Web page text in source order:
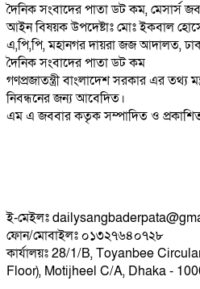
দৈনিক সংবাদের পাতা ডট কম, মেসার্স
আইন বিষয়ক উপদেষ্টাঃ মোঃ ইকবাল
এ,পি,পি, মহানগর দায়রা জজ আদালত,
দৈনিক সংবাদের পাতা ডট কম
গণপ্রজাতন্ত্রী বাংলাদেশ সরকার এর তথ্য
নিবন্ধনের জন্য আবেদিত।
এম এ জববার কতৃক সম্পাদিত ও
ই-মেইলঃ
ফোন/মোবাইলঃ ০১৩২৭৬৪০৭২৮
কার্যালয়ঃ 28/1/B, Toyanbee
Floor), Motijheel C/A, Dhaka -